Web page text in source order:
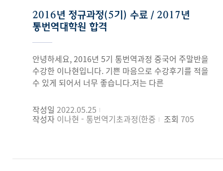
가르쳐주셔서 정말 감사 드립니다. 한국어 표현에
있어서 조사 하나하나의 중요성을 배우는 계기가 되기도
정말 많은 도움이 되었습니다. 특히 교수님의 꼼꼼한
피드백 덕분에 저의 단점들과 자주 하는 실수를 깨닫고
개선하는 기회를 가질 수 있었다는 것이 최고
가져서 너무나 행복하고 감사합니다. 다양한 직업을
가진 학우 여러분들과 만날 수 있었다는 것도 소중한
수업을 앞두고 있네요. 정말 아쉽지만 보람차기도
작문 네 가지로 세분화 되어있어 순발력, 언어력,
발음교정, 논리력을 모두 균형있게 공부할 수
있었습니다. 저 같은 경우에는 순발력이 부족하거나
자신감 없는 모습이 가장 문제였는데, 매주 다양한
주제로 훈련하는 과정에서 조금씩 자신감을 찾았습니다.
또 교수님의 객관적인 시선으로 봐주신 1:1 피드백을
통해 반복적으로 지적되는 부분을 고쳐갈 수
제출하는 것이 생각보다 쉽지는 않은 일이었지만,
평소에 틀린 지도 모르고 습관처럼 써오던 표현을 고칠
과제를 제출하면서 틀리는 부분이 줄어드는 것이 가장
2016년 정규과정(5기) 수료 / 2017년
통번역대학원 합격
안녕하세요, 2016년 5기 통번역과정 중국어 주말반을
수강한 이나현입니다. 기쁜 마음으로 수강후기를 적을
수 있게 되어서 너무 좋습니다.저는 다른
목표로 하면서 이 수업을 듣게 되었습니다. 전
통번역기초과정의 강점을 세 가지 정도로 꼽고
작성일 2022.05.25
작성자 이나현 - 통번역기초과정(한중 조회 705